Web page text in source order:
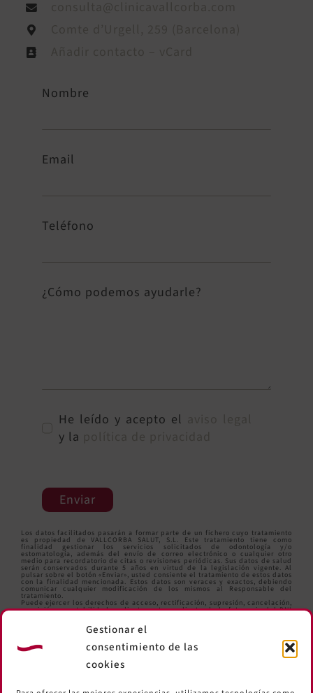
Gestionar el
consentimiento de las
cookies
Nombre
Email
Teléfono
¿Cómo podemos ayudarle?
He leído y acepto el
y la
Enviar
Los datos facilitados pasarán a formar parte de un fichero cuyo tratamiento
es propiedad de VALLCORBA SALUT, S.L. Este tratamiento tiene como
finalidad gestionar los servicios solicitados de odontología y/o
estomatología, además del envío de correo electrónico o cualquier otro
medio para recordatorio de citas o revisiones periódicas. Sus datos de salud
serán conservados durante 5 años en virtud de la legislación vigente. Al
pulsar sobre el botón «Enviar», usted consiente el tratamiento de estos datos
con la finalidad mencionada. Estos datos son veraces y exactos, debiendo
comunicar cualquier modificación de los mismos al Responsable del
tratamiento.
Puede ejercer los derechos de acceso, rectificación, supresión, cancelación,
oposición y portabilidad mediante carta y adjuntando la fotocopia del DNI
enviando un correo electrónico a informacio@clinicavallcorba.com